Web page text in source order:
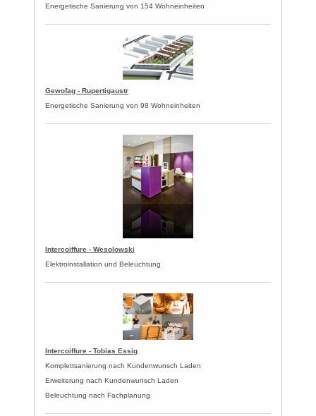
Energetische Sanierung von 154 Wohneinheiten
Gewofag - Rupertigaustr
Energetische Sanierung von 98 Wohneinheiten
Intercoiffure - Wesolowski
Elektroinstallation und Beleuchtung
Intercoiffure - Tobias Essig
Komplettsanierung nach Kundenwunsch Laden
Erweiterung nach Kundenwunsch Laden
Beleuchtung nach Fachplanung